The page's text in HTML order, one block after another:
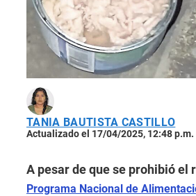
TANIA BAUTISTA CASTILLO
Actualizado el 17/04/2025, 12:48 p.m.
A pesar de que se prohibió
Programa Nacional de